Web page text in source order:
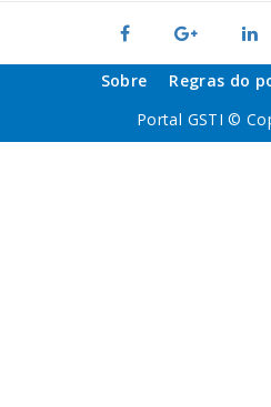
Sobre Regras do
Portal GSTI ©